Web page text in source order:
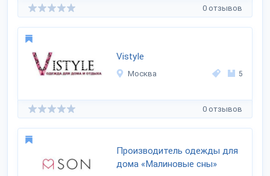
0 отзывов
Vistyle
Москва 5
0 отзывов
Производитель одежды для
дома «Малиновые сны»